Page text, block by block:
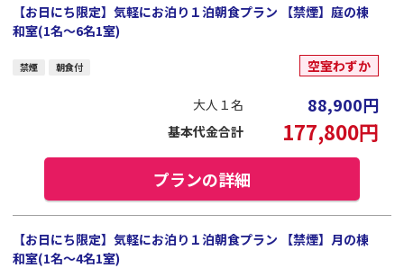
【お日にち限定】気軽にお泊り１泊朝食プラン 【禁煙】庭の棟
和室(1名～6名1室)
禁煙 朝食付 空室わずか
大人１名 88,900円
基本代金合計 177,800円
プランの詳細
【お日にち限定】気軽にお泊り１泊朝食プラン 【禁煙】月の棟
和室(1名～4名1室)